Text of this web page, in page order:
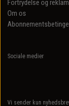
Fortrydelse og
Om os
Sociale medier
Vi sender kun